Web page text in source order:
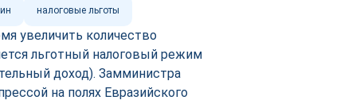
налоговые льготы
увеличить количество
льготный налоговый режим
доход). Замминистра
на полях Евразийского